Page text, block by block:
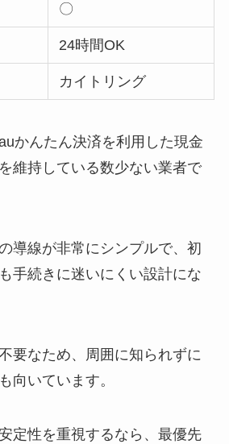
〇
24時間OK
カイトリング
かんたん決済を利用した現金
維持している数少ない業者で
導線が非常にシンプルで、初
手続きに迷いにくい設計にな
要なため、周囲に知られずに
向いています。
定性を重視するなら、最優先